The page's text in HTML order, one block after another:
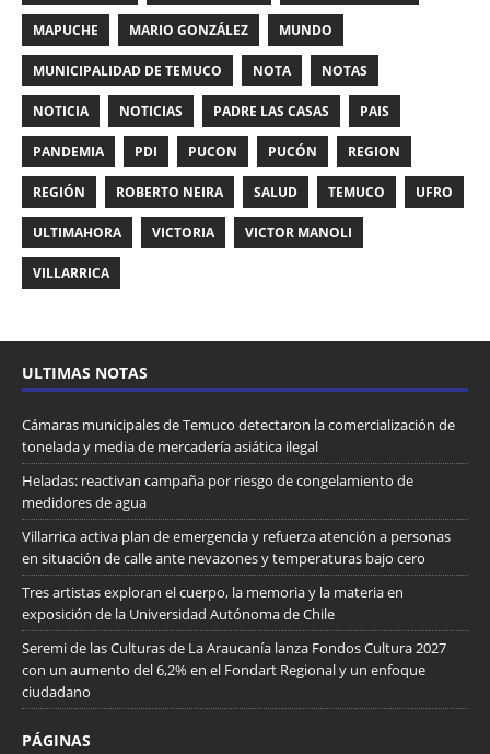
MAPUCHE MARIO GONZÁLEZ MUNDO
MUNICIPALIDAD DE TEMUCO NOTA NOTAS
NOTICIA NOTICIAS PADRE LAS CASAS PAIS
PANDEMIA PDI PUCON PUCÓN REGION
REGIÓN ROBERTO NEIRA SALUD TEMUCO UFRO
ULTIMAHORA VICTORIA VICTOR MANOLI
VILLARRICA
ULTIMAS NOTAS
Cámaras municipales de Temuco detectaron la comercialización de
tonelada y media de mercadería asiática ilegal
Heladas: reactivan campaña por riesgo de congelamiento de
medidores de agua
Villarrica activa plan de emergencia y refuerza atención a personas
en situación de calle ante nevazones y temperaturas bajo cero
Tres artistas exploran el cuerpo, la memoria y la materia en
exposición de la Universidad Autónoma de Chile
Seremi de las Culturas de La Araucanía lanza Fondos Cultura 2027
con un aumento del 6,2% en el Fondart Regional y un enfoque
ciudadano
PÁGINAS